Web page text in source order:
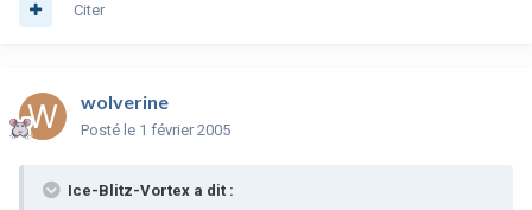
Citer
wolverine
Posté le 1 février 2005
Ice-Blitz-Vortex a dit :